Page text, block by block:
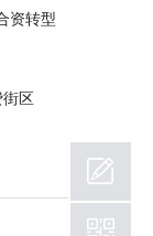
资转型
区